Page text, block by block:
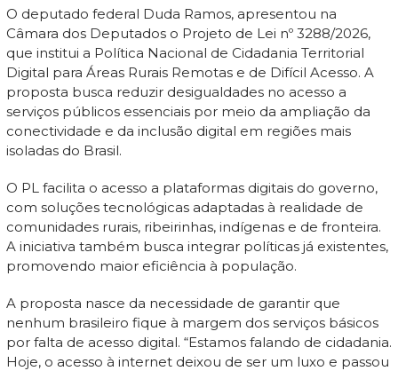
O deputado federal Duda Ramos, apresentou na
Câmara dos Deputados o Projeto de Lei nº 3288/2026,
que institui a Política Nacional de Cidadania Territorial
Digital para Áreas Rurais Remotas e de Difícil Acesso. A
proposta busca reduzir desigualdades no acesso a
serviços públicos essenciais por meio da ampliação da
conectividade e da inclusão digital em regiões mais
isoladas do Brasil.
O PL facilita o acesso a plataformas digitais do governo,
com soluções tecnológicas adaptadas à realidade de
comunidades rurais, ribeirinhas, indígenas e de fronteira.
A iniciativa também busca integrar políticas já existentes,
promovendo maior eficiência à população.
A proposta nasce da necessidade de garantir que
nenhum brasileiro fique à margem dos serviços básicos
por falta de acesso digital. “Estamos falando de cidadania.
Hoje, o acesso à internet deixou de ser um luxo e passou